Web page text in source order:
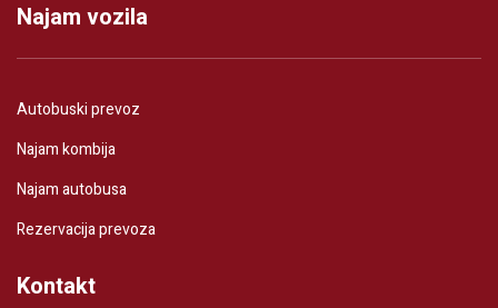
Najam vozila
Autobuski prevoz
Najam kombija
Najam autobusa
Rezervacija prevoza
Kontakt